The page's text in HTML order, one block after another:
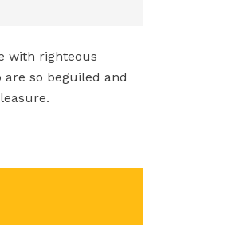
with righteous
so beguiled and